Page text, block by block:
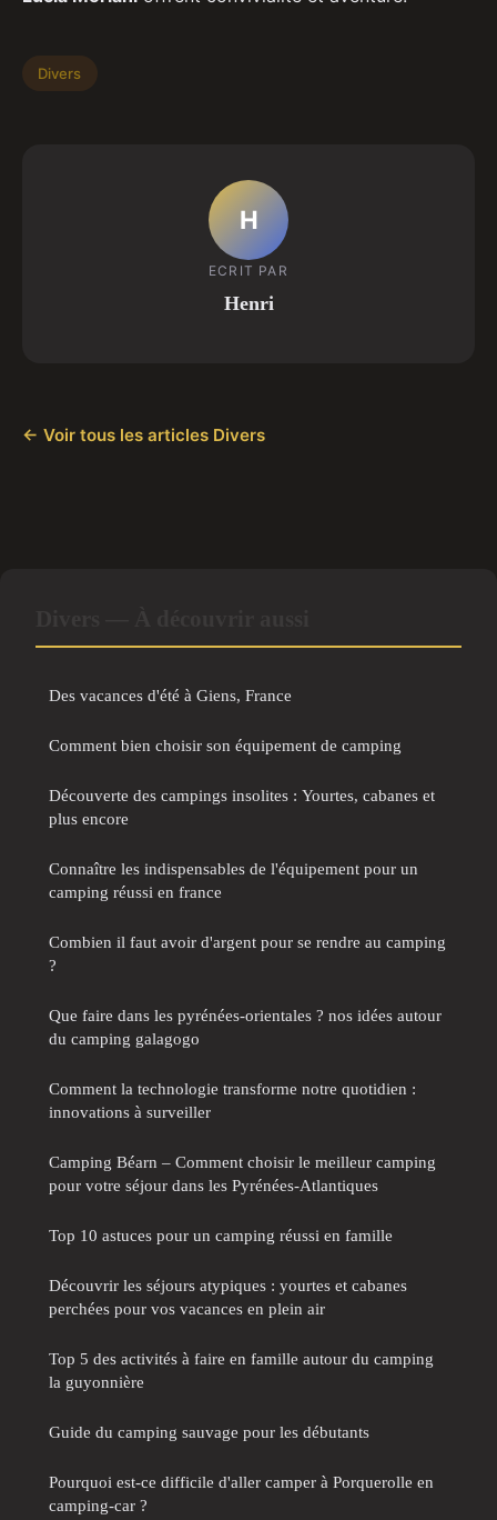
Divers
H
ECRIT PAR
Henri
← Voir tous les articles Divers
Des vacances d'été à Giens, France
Comment bien choisir son équipement de camping
Découverte des campings insolites : Yourtes, cabanes et
plus encore
Connaître les indispensables de l'équipement pour un
camping réussi en france
Combien il faut avoir d'argent pour se rendre au camping
?
Que faire dans les pyrénées-orientales ? nos idées autour
du camping galagogo
Comment la technologie transforme notre quotidien :
innovations à surveiller
Camping Béarn – Comment choisir le meilleur camping
pour votre séjour dans les Pyrénées-Atlantiques
Top 10 astuces pour un camping réussi en famille
Découvrir les séjours atypiques : yourtes et cabanes
perchées pour vos vacances en plein air
Top 5 des activités à faire en famille autour du camping
la guyonnière
Guide du camping sauvage pour les débutants
Pourquoi est-ce difficile d'aller camper à Porquerolle en
camping-car ?